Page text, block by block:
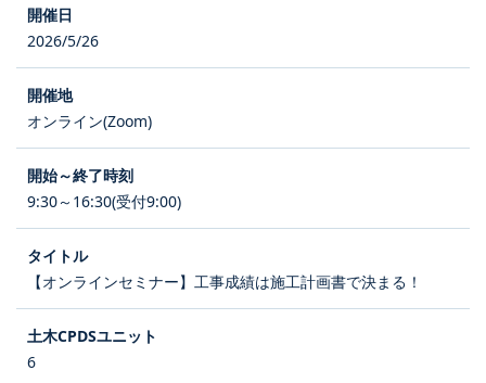
2026/5/26
オンライン(Zoom)
9:30～16:30(受付9:00)
【オンラインセミナー】工事成績は施工計画書で決まる！
6